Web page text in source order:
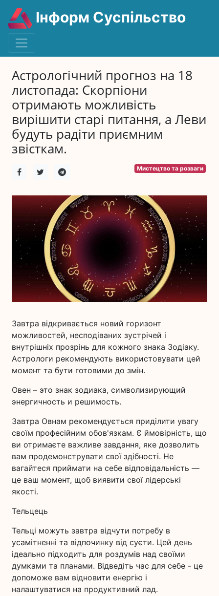
Інформ Суспільство
Астрологічний прогноз на 18
листопада: Скорпіони
отримають можливість
вирішити старі питання, а Леви
будуть радіти приємним
звісткам.
Мистецтво та розваги
Завтра відкривається новий горизонт
можливостей, несподіваних зустрічей і
внутрішніх прозрінь для кожного знака Зодіаку.
Астрологи рекомендують використовувати цей
момент та бути готовими до змін.
Овен – это знак зодиака, символизирующий
энергичность и решимость.
Завтра Овнам рекомендується приділити увагу
своїм професійним обов'язкам. Є ймовірність, що
ви отримаєте важливе завдання, яке дозволить
вам продемонструвати свої здібності. Не
вагайтеся приймати на себе відповідальність —
це ваш момент, щоб виявити свої лідерські
якості.
Тельцець
Тельці можуть завтра відчути потребу в
усамітненні та відпочинку від суєти. Цей день
ідеально підходить для роздумів над своїми
думками та планами. Відведіть час для себе - це
допоможе вам відновити енергію і
налаштуватися на продуктивний лад.